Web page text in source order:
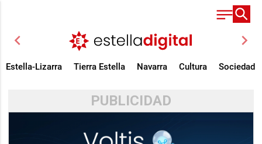
chevron_left chevron_right
Estella-Lizarra Tierra Estella Navarra Cultura Sociedad
PUBLICIDAD